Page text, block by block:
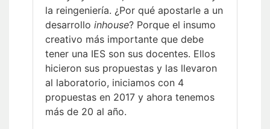
la reingeniería. ¿Por qué apostarle a un
desarrollo inhouse? Porque el insumo
creativo más importante que debe
tener una IES son sus docentes. Ellos
hicieron sus propuestas y las llevaron
al laboratorio, iniciamos con 4
propuestas en 2017 y ahora tenemos
más de 20 al año.